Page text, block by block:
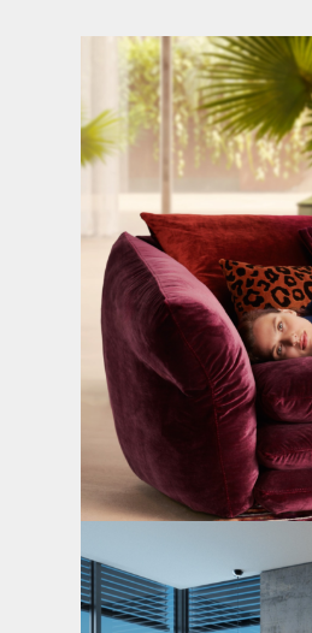
Den Kopf anlehnen.
Cloud 7 – nicht nur